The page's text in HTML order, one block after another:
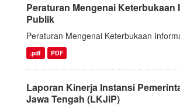
Peraturan Mengenai Keterbukaan
Publik
Peraturan Mengenai Keterbukaan
.pdf PDF
Laporan Kinerja Instansi
Jawa Tengah (LKJiP)